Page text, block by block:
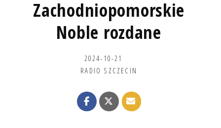
Zachodniopomorskie
Noble rozdane
2024-10-21
RADIO SZCZECIN